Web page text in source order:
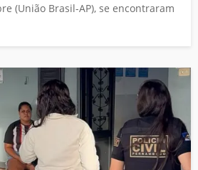
(União Brasil-AP), se encontraram